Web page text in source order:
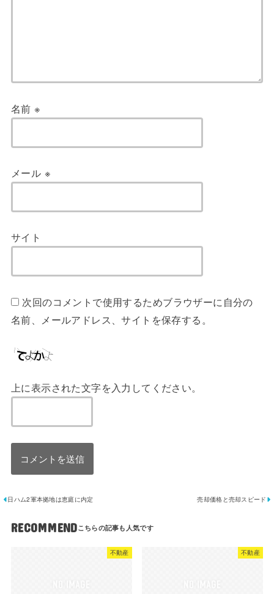
名前※
メール ※
サイト
次回のコメントで使用するためブラウザーに自分の
名前、メールアドレス、サイトを保存する。
上に表示された文字を入力してください。
日ハム2軍本拠地は恵庭に内定 売却価格と売却スピード
RECOMMEND
不動産 不動産